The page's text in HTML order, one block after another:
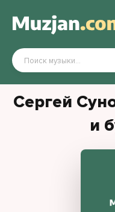
Сергей
и